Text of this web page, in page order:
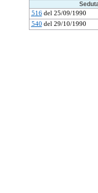
516 del 25/09/1990
540 del 29/10/1990